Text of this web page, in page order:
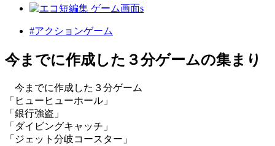
#アクションゲーム
今までに作成した３分ゲームの集まり
今までに作成した３分ゲーム
「ヒューヒューホール」
「銀行強盗」
「ダイビングキャッチ」
「ジェット分岐コースター」